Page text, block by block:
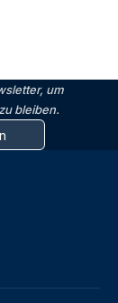
um
bleiben.